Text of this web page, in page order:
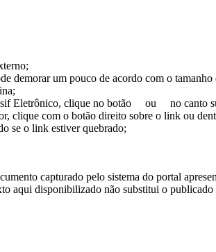
demorar um pouco de acordo com o
Eletrônico, clique no botão
ou
no canto
clique com o botão direito sobre o link ou
se o link estiver quebrado;
capturado pelo sistema do portal
aqui disponibilizado não substitui o